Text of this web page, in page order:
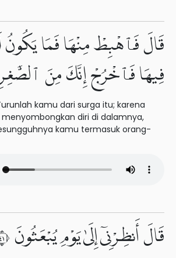
قَالَ فَٱهْبِطْ مِنْهَا فَمَا يَكُونُ
فِيهَا فَٱخْرُجْ إِنَّكَ مِنَ
kamu dari surga itu; karena
diri di dalamnya,
kamu termasuk orang-
قَالَ أَنظِرْنِىٓ إِلَىٰ يَوْمِ يُبْعَثُونَ ١٤